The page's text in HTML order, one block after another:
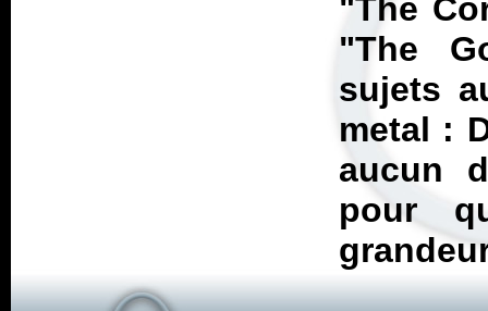
"The
"The
sujets
metal :
aucun
pour